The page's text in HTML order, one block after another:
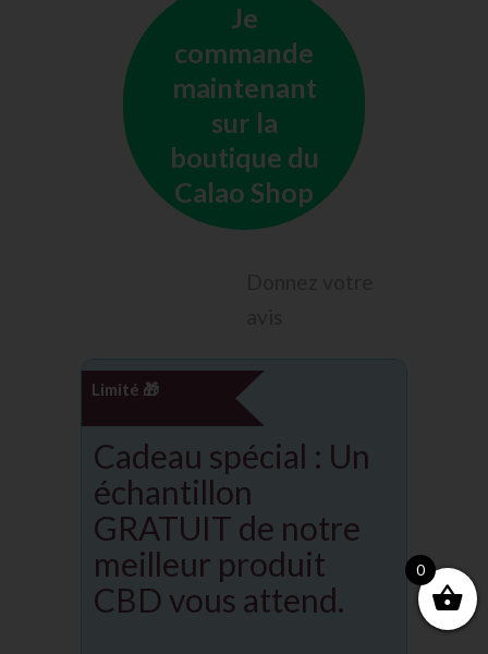
Je
commande
maintenant
sur la
boutique du
Calao Shop
Limité 🎁
Cadeau spécial : Un
échantillon
GRATUIT de notre
meilleur produit
CBD vous attend.
0